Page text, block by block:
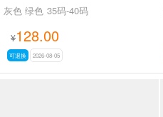
灰色 绿色 35码-40码
¥128.00
可退换 2026-08-05